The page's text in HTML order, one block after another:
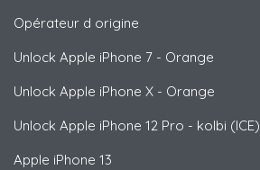
Opérateur d origine
Unlock Apple iPhone 7 - Orange
Unlock Apple iPhone X - Orange
Unlock Apple iPhone 12 Pro - kolbi (ICE)
Apple iPhone 13